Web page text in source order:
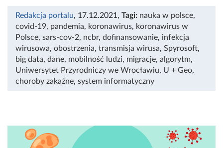
Redakcja portalu, 17.12.2021 , Tagi: nauka w polsce,
covid-19, pandemia, koronawirus, koronawirus w
Polsce, sars-cov-2, ncbr, dofinansowanie, infekcja
wirusowa, obostrzenia, transmisja wirusa, Spyrosoft,
big data, dane, mobilność ludzi, migracje, algorytm,
Uniwersytet Przyrodniczy we Wrocławiu, U + Geo,
choroby zakaźne, system informatyczny